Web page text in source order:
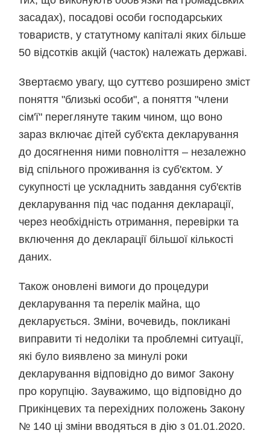
засадах), посадові особи господарських
товариств, у статутному капіталі яких більше
50 відсотків акцій (часток) належать державі.
Звертаємо увагу, що суттєво розширено зміст
поняття "близькі особи", а поняття "члени
сім'ї" переглянуте таким чином, що воно
зараз включає дітей суб'єкта декларування
до досягнення ними повноліття – незалежно
від спільного проживання із суб'єктом. У
сукупності це ускладнить завдання суб'єктів
декларування під час подання декларації,
через необхідність отримання, перевірки та
включення до декларації більшої кількості
даних.
Також оновлені вимоги до процедури
декларування та перелік майна, що
декларується. Зміни, вочевидь, покликані
виправити ті недоліки та проблемні ситуації,
які було виявлено за минулі роки
декларування відповідно до вимог Закону
про корупцію. Зауважимо, що відповідно до
Прикінцевих та перехідних положень Закону
№ 140 ці зміни вводяться в дію з 01.01.2020.